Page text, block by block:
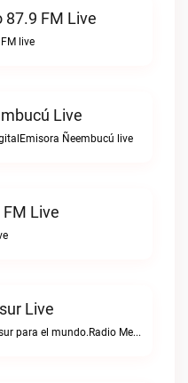
87.9 FM Live
live
Live
Ñeembucú live
FM Live
Live
La radio del Mercosur para el mundo.Radio Mercosur live